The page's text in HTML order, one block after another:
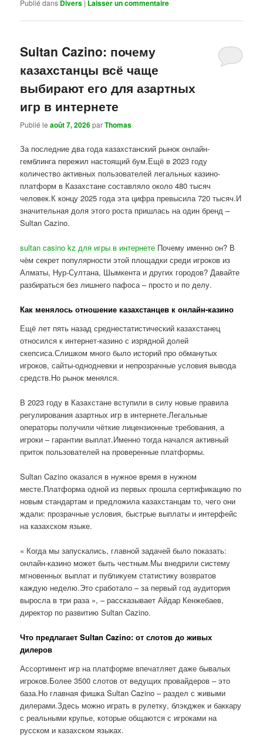
Publié dans Divers | Laisser un commentaire
Sultan Cazino: почему
казахстанцы всё чаще
выбирают его для азартных
игр в интернете
Publié leaoût 7, 2026parThomas
За последние два года казахстанский рынок онлайн-
гемблинга пережил настоящий бум.Ещё в 2023 году
количество активных пользователей легальных казино-
платформ в Казахстане составляло около 480 тысяч
человек.К концу 2025 года эта цифра превысила 720 тысяч.И
значительная доля этого роста пришлась на один бренд –
Sultan Cazino.
sultan casino kz для игры в интернете Почему именно он? В
чём секрет популярности этой площадки среди игроков из
Алматы, Нур-Султана, Шымкента и других городов? Давайте
разбираться без лишнего пафоса – просто и по делу.
Как менялось отношение казахстанцев к онлайн-казино
Ещё лет пять назад среднестатистический казахстанец
относился к интернет-казино с изрядной долей
скепсиса.Слишком много было историй про обманутых
игроков, сайты-однодневки и непрозрачные условия вывода
средств.Но рынок менялся.
В 2023 году в Казахстане вступили в силу новые правила
регулирования азартных игр в интернете.Легальные
операторы получили чёткие лицензионные требования, а
игроки – гарантии выплат.Именно тогда начался активный
приток пользователей на проверенные платформы.
Sultan Cazino оказался в нужное время в нужном
месте.Платформа одной из первых прошла сертификацию по
новым стандартам и предложила казахстанцам то, чего они
ждали: прозрачные условия, быстрые выплаты и интерфейс
на казахском языке.
« Когда мы запускались, главной задачей было показать:
онлайн-казино может быть честным.Мы внедрили систему
мгновенных выплат и публикуем статистику возвратов
каждую неделю.Это сработало – за первый год аудитория
выросла в три раза », – рассказывает Айдар Кенжебаев,
директор по развитию Sultan Cazino.
Что предлагает Sultan Cazino: от слотов до живых
дилеров
Ассортимент игр на платформе впечатляет даже бывалых
игроков.Более 3500 слотов от ведущих провайдеров – это
база.Но главная фишка Sultan Cazino – раздел с живыми
дилерами.Здесь можно играть в рулетку, блэкджек и баккару
с реальными крупье, которые общаются с игроками на
русском и казахском языках.